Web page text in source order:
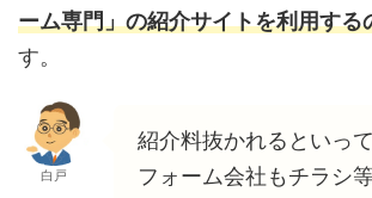
ーム専門」の紹介サイトを利用する
す。
白戸
紹介料抜かれるといっ
フォーム会社もチラシ